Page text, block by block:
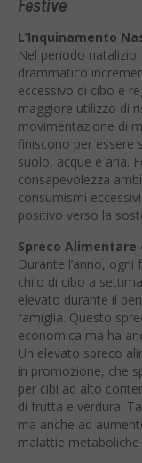
Festive
L’Inquinamento
Nel periodo
drammatico
eccessivo di cibo e
maggiore utilizzo di
movimentazione di
finiscono per essere
suolo, acque e aria.
consapevolezza
consumismi
positivo verso la
Spreco Alimentare
Durante l’anno,
chilo di cibo a
elevato durante il
famiglia. Questo
economica ma ha
Un elevato spreco
in promozione, che
per cibi ad alto
di frutta e verdura.
ma anche ad
malattie